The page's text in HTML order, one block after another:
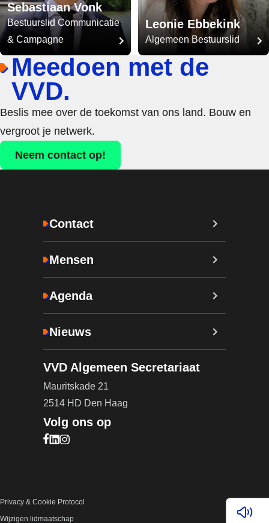
Sebastiaan Vonk
Bestuurslid Communicatie
& Campagne
Leonie Ebbekink
Algemeen Bestuurslid
Lees
Meedoen met de
VVD.
Beslis mee over de toekomst van ons land. Bouw en
vergroot je netwerk.
Neem contact op!
Contact
Mensen
Agenda
Nieuws
VVD Algemeen Secretariaat
Mauritskade 21
2514 HD Den Haag
Volg ons op
Bezoek onze Facebook pagina (opent in nieuw
Bezoek onze LinkedIn pagina (opent in nieuw
Bezoek onze Instagram pagina (opent in
Privacy & Cookie Protocol
Wijzigen lidmaatschap